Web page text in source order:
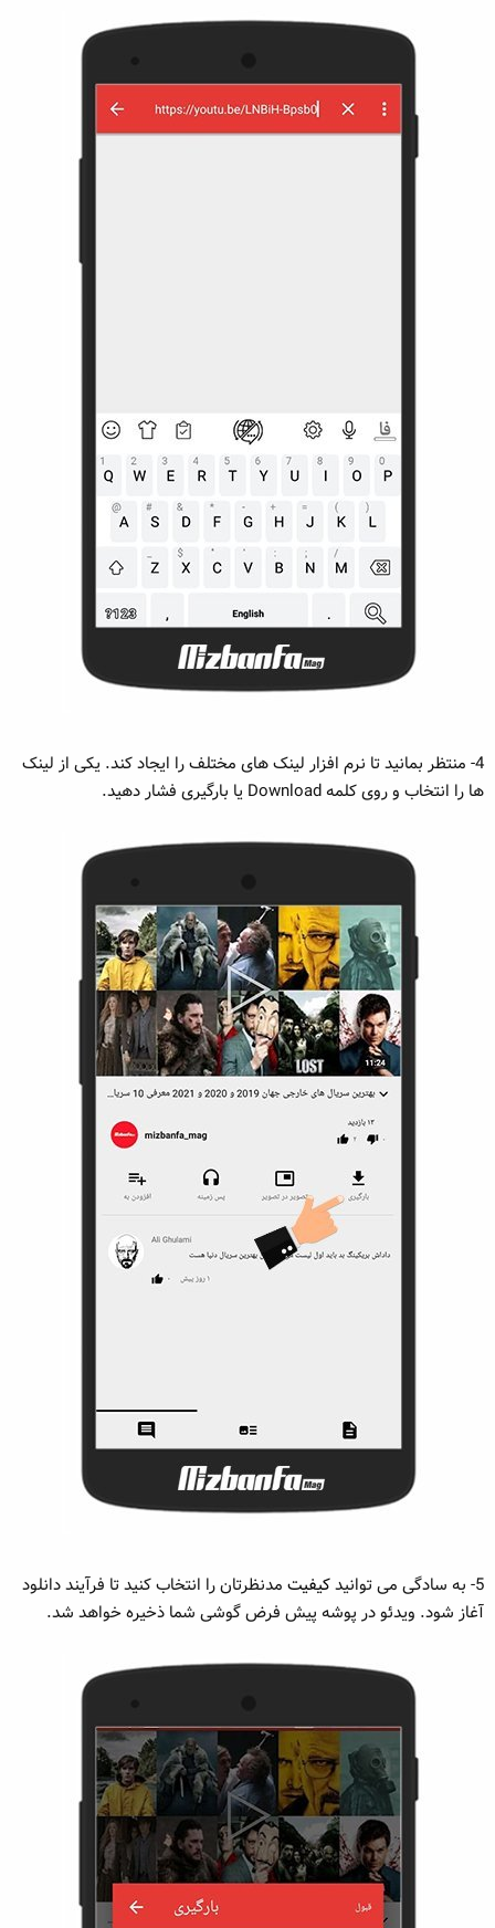
4- منتظر بمانید تا نرم افزار لینک های مختلف را ایجاد کند. یکی از لینک
ها را انتخاب و روی کلمه Download یا بارگیری فشار دهید.
5- به سادگی می توانید کیفیت مدنظرتان را انتخاب کنید تا فرآیند دانلود
آغاز شود. ویدئو در پوشه پیش فرض گوشی شما ذخیره خواهد شد.